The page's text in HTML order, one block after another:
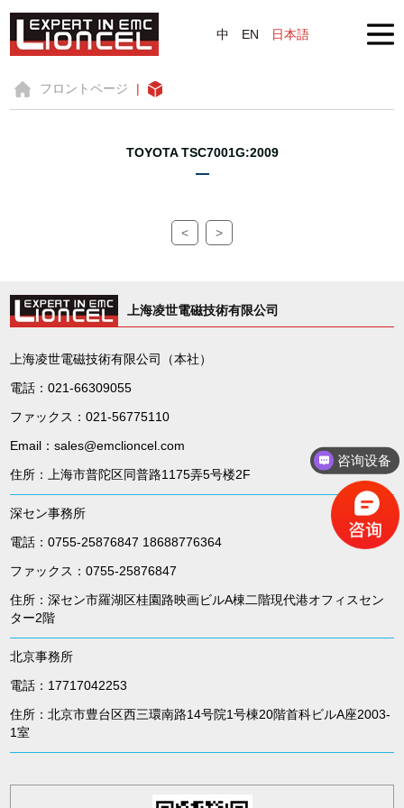
中 EN 日本語
フロントページ |
TOYOTA TSC7001G:2009
< >
上海凌世電磁技術有限公司
上海凌世電磁技術有限公司（本社）
電話：021-66309055
ファックス：021-56775110
Email：sales@emclioncel.com
住所：上海市普陀区同普路1175弄5号楼2F
深セン事務所
電話：0755-25876847 18688776364
ファックス：0755-25876847
住所：深セン市羅湖区桂園路映画ビルA棟二階現代港オフィスセン
ター2階
北京事務所
電話：17717042253
住所：北京市豊台区西三環南路14号院1号棟20階首科ビルA座2003-
1室
咨询设备